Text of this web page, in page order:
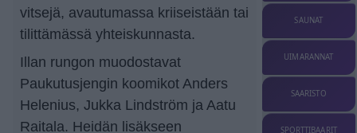
vitsejä, avautumassa kriiseistään tai
tilittämässä yhteiskunnasta.
Illan rungon muodostavat
Paukutusjengin koomikot Anders
Helenius, Jukka Lindström ja Aatu
Raitala. Heidän lisäkseen
SAUNAT
UIMARANNAT
SAARISTO
SPORTTIBAARIT